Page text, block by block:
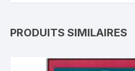
PRODUITS SIMILAIRES